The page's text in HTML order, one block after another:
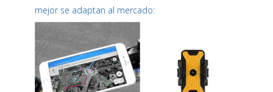
mejor se adaptan al mercado: